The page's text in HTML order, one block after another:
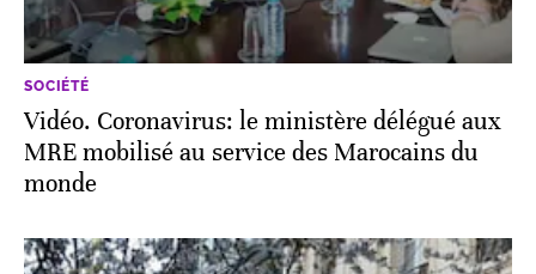
SOCIÉTÉ
Vidéo. Coronavirus: le ministère délégué aux
MRE mobilisé au service des Marocains du
monde